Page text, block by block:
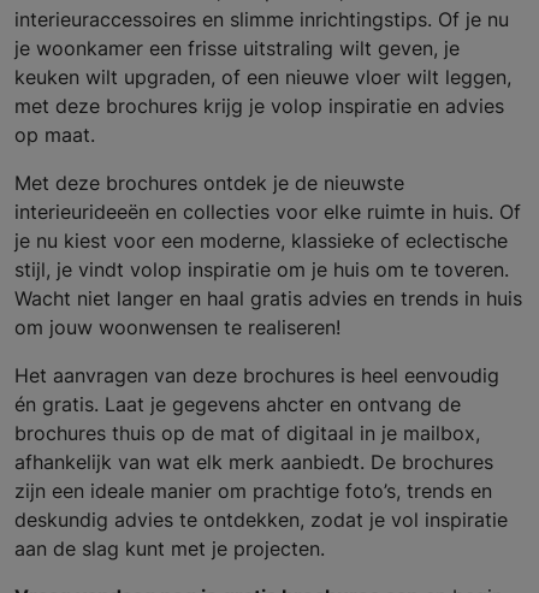
interieuraccessoires en slimme inrichtingstips. Of je nu
je woonkamer een frisse uitstraling wilt geven, je
keuken wilt upgraden, of een nieuwe vloer wilt leggen,
met deze brochures krijg je volop inspiratie en advies
op maat.
Met deze brochures ontdek je de nieuwste
interieurideeën en collecties voor elke ruimte in huis. Of
je nu kiest voor een moderne, klassieke of eclectische
stijl, je vindt volop inspiratie om je huis om te toveren.
Wacht niet langer en haal gratis advies en trends in huis
om jouw woonwensen te realiseren!
Het aanvragen van deze brochures is heel eenvoudig
én gratis. Laat je gegevens ahcter en ontvang de
brochures thuis op de mat of digitaal in je mailbox,
afhankelijk van wat elk merk aanbiedt. De brochures
zijn een ideale manier om prachtige foto’s, trends en
deskundig advies te ontdekken, zodat je vol inspiratie
aan de slag kunt met je projecten.